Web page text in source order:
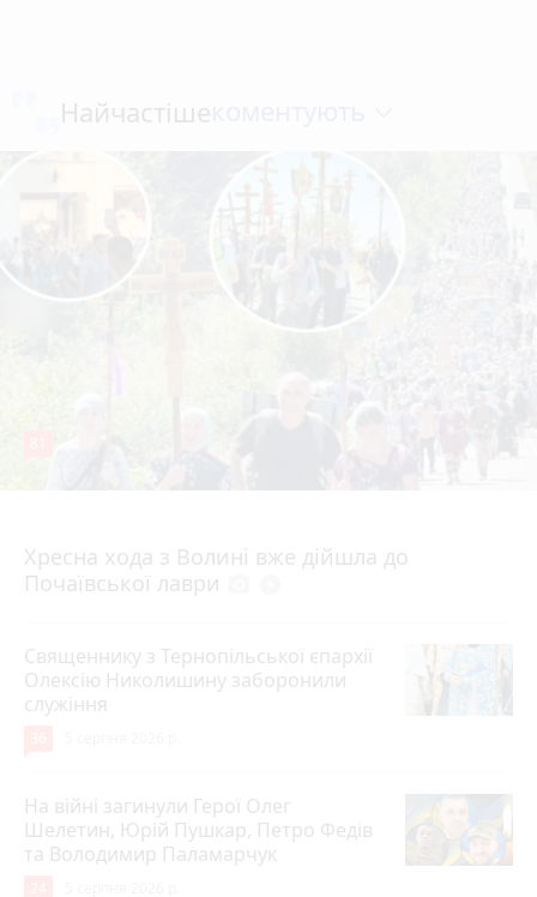
Найчастіше
Хресна хода з Волині вже дійшла до
Почаївської лаври
Священнику з Тернопільської єпархії
Олексію Николишину заборонили
служіння
На війні загинули Герої Олег
Шелетин, Юрій Пушкар, Петро Федів
та Володимир Паламарчук